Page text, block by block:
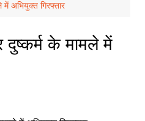
में अभियुक्त गिरफ्तार
दुष्कर्म के मामले में